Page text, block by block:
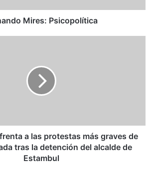
Mires: Psicopolítica
a las protestas más graves de
tras la detención del alcalde de
Estambul